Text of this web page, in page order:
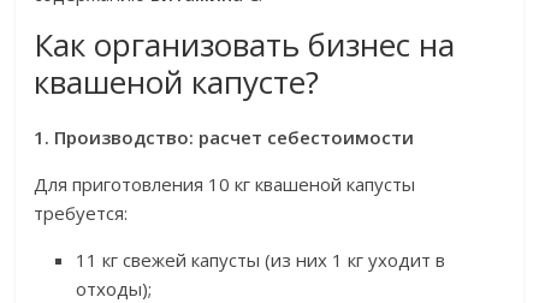
Как организовать бизнес на
квашеной капусте?
1. Производство: расчет себестоимости
Для приготовления 10 кг квашеной капусты
требуется:
11 кг свежей капусты (из них 1 кг уходит в
отходы);